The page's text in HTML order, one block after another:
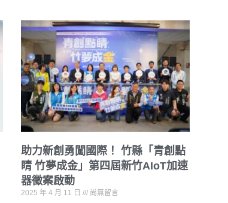
助力新創勇闖國際！ 竹縣「青創點
睛 竹夢成金」第四屆新竹AIoT加速
器徵案啟動
2025 年 4 月 11 日 尚無留言